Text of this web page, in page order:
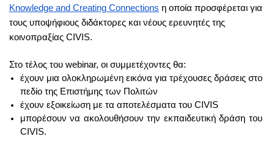
Knowledge and Creating Connections η οποία προσφέρεται για
τους υποψήφιους διδάκτορες και νέους ερευνητές της
κοινοπραξίας CIVIS.
Στο τέλος του webinar, οι συμμετέχοντες θα:
έχουν μια ολοκληρωμένη εικόνα για τρέχουσες δράσεις στο
πεδίο της Επιστήμης των Πολιτών
έχουν εξοικείωση με τα αποτελέσματα του CIVIS
μπορέσουν να ακολουθήσουν την εκπαιδευτική δράση του
CIVIS.